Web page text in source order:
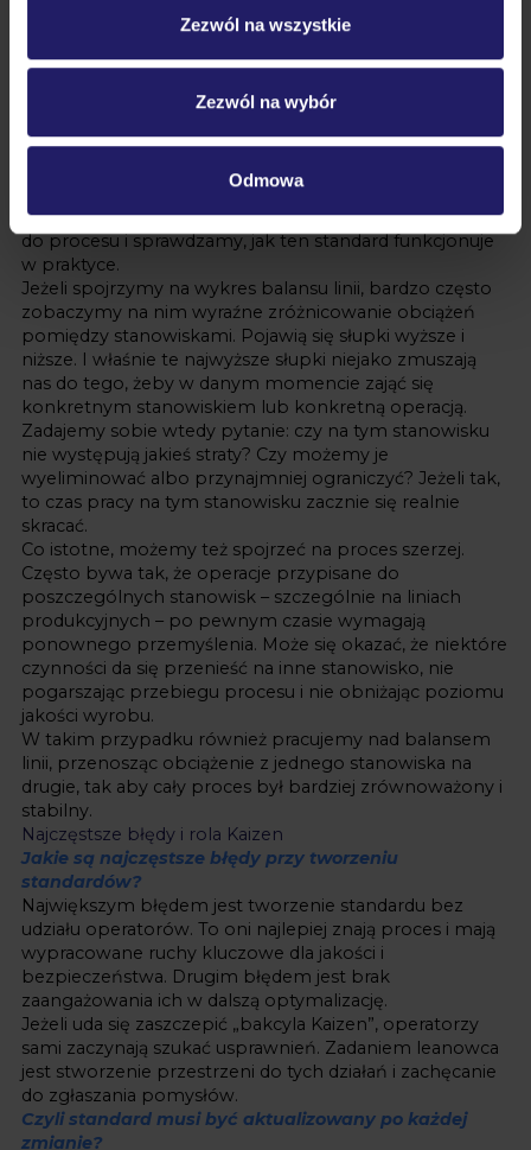
Zezwól na wszystkie
Zezwól na wybór
Odmowa
zasad bezpieczeństwa pracy. Bez standardu nie mamy
żadnego punktu odniesienia, który pozwalałby nam
później optymalizować proces.
Na pewno mogę powiedzieć jedno: opracowanie
moment, w którym możemy się zatrzymać. Oczywiście
tworzymy ten standard wspólnie z operatorami – oni
muszą go zaakceptować i zacząć stosować w
codziennej pracy. Dopiero po pewnym czasie wracamy
do procesu i sprawdzamy, jak ten standard funkcjonuje
w praktyce.
Jeżeli spojrzymy na wykres balansu linii, bardzo często
zobaczymy na nim wyraźne zróżnicowanie obciążeń
pomiędzy stanowiskami. Pojawią się słupki wyższe i
niższe. I właśnie te najwyższe słupki niejako zmuszają
nas do tego, żeby w danym momencie zająć się
konkretnym stanowiskiem lub konkretną operacją.
Zadajemy sobie wtedy pytanie: czy na tym stanowisku
nie występują jakieś straty? Czy możemy je
wyeliminować albo przynajmniej ograniczyć? Jeżeli tak,
to czas pracy na tym stanowisku zacznie się realnie
skracać.
Co istotne, możemy też spojrzeć na proces szerzej.
Często bywa tak, że operacje przypisane do
poszczególnych stanowisk – szczególnie na liniach
produkcyjnych – po pewnym czasie wymagają
ponownego przemyślenia. Może się okazać, że niektóre
czynności da się przenieść na inne stanowisko, nie
pogarszając przebiegu procesu i nie obniżając poziomu
jakości wyrobu.
W takim przypadku również pracujemy nad balansem
linii, przenosząc obciążenie z jednego stanowiska na
drugie, tak aby cały proces był bardziej zrównoważony i
stabilny.
Najczęstsze błędy i rola Kaizen
Jakie są najczęstsze błędy przy tworzeniu
standardów?
Największym błędem jest tworzenie standardu bez
udziału operatorów. To oni najlepiej znają proces i mają
wypracowane ruchy kluczowe dla jakości i
bezpieczeństwa. Drugim błędem jest brak
zaangażowania ich w dalszą optymalizację.
Jeżeli uda się zaszczepić „bakcyla Kaizen”, operatorzy
sami zaczynają szukać usprawnień. Zadaniem leanowca
jest stworzenie przestrzeni do tych działań i zachęcanie
do zgłaszania pomysłów.
Czyli standard musi być aktualizowany po każdej
zmianie?